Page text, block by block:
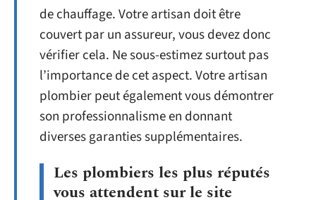
de chauffage. Votre artisan doit être
couvert par un assureur, vous devez donc
vérifier cela. Ne sous-estimez surtout pas
l’importance de cet aspect. Votre artisan
plombier peut également vous démontrer
son professionnalisme en donnant
diverses garanties supplémentaires.
Les plombiers les plus réputés
vous attendent sur le site